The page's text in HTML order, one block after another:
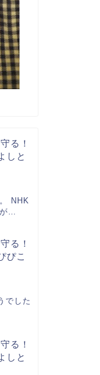
る！
しと
NHK
…
る！
ぴこ
でした
る！
しと